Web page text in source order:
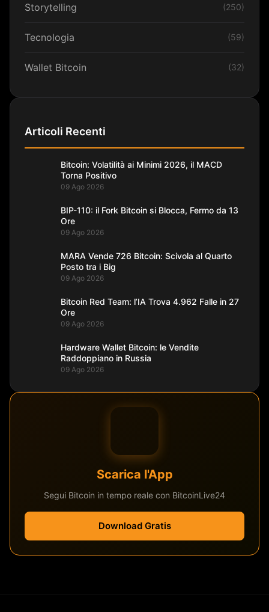
Storytelling (250)
Tecnologia (59)
Wallet Bitcoin (32)
Articoli Recenti
Bitcoin: Volatilità ai Minimi 2026, il MACD
Torna Positivo
09 Ago 2026
BIP-110: il Fork Bitcoin si Blocca, Fermo da 13
Ore
09 Ago 2026
MARA Vende 726 Bitcoin: Scivola al Quarto
Posto tra i Big
09 Ago 2026
Bitcoin Red Team: l’IA Trova 4.962 Falle in 27
Ore
09 Ago 2026
Hardware Wallet Bitcoin: le Vendite
Raddoppiano in Russia
09 Ago 2026
Scarica l'App
Segui Bitcoin in tempo reale con BitcoinLive24
Download Gratis